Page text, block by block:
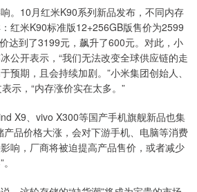
。10月红米K90系列新品发布，不同内存
红米K90标准版12+256GB版售价为2599
达到了3199元，飙升了600元。对此，小
公开表示，“我们无法改变全球供应链的走
预期，且会持续加剧。”小米集团创始人、
示，“内存涨价实在太多。”
X9、vivo X300等国产手机旗舰新品也集
产品价格大涨，会对下游手机、电脑等消费
响，厂商将被迫提高产品售价，或者减少